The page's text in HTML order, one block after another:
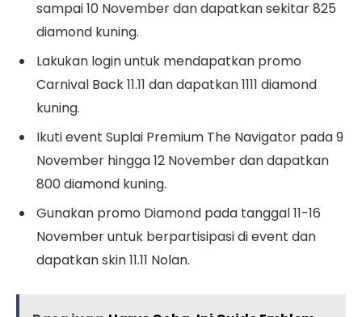
sampai 10 November dan dapatkan sekitar 825
diamond kuning.
Lakukan login untuk mendapatkan promo
Carnival Back 11.11 dan dapatkan 1111 diamond
kuning.
Ikuti event Suplai Premium The Navigator pada 9
November hingga 12 November dan dapatkan
800 diamond kuning.
Gunakan promo Diamond pada tanggal 11-16
November untuk berpartisipasi di event dan
dapatkan skin 11.11 Nolan.